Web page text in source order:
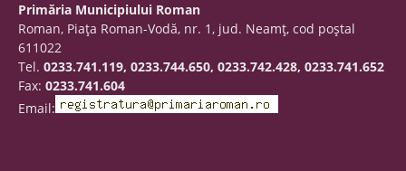
Primăria Municipiului Roman
Roman, Piaţa Roman-Vodă, nr. 1, jud. Neamţ, cod poştal
611022
Tel. 0233.741.119, 0233.744.650, 0233.742.428, 0233.741.652
Fax: 0233.741.604
Email: